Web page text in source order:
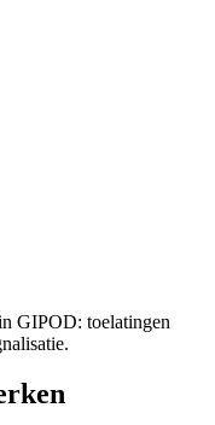
GIPOD: toelatingen